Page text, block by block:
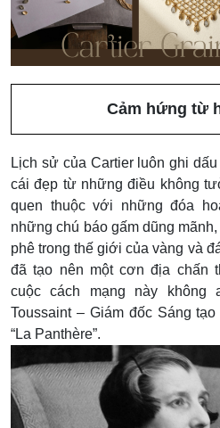
Cảm hứng từ
Lịch sử của Cartier luôn ghi
cái đẹp từ những điều không
quen thuộc với những đóa
những chú báo gấm dũng
phê trong thế giới của vàng và
đã tạo nên một cơn địa chấn
cuộc cách mạng này không
Toussaint – Giám đốc Sáng
“La Panthère”.